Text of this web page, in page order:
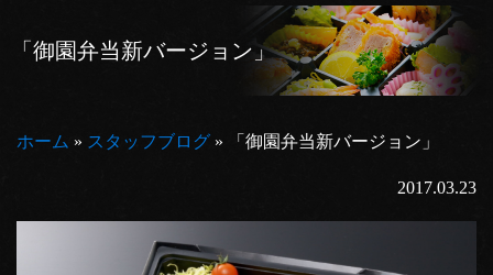
「御園弁当新バージョン」
ホーム » スタッフブログ » 「御園弁当新バージョン」
2017.03.23